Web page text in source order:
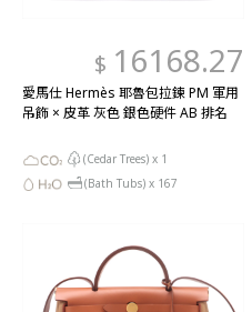
$ 16168.27
愛馬仕 Hermès 耶魯包拉鍊 PM 軍用
吊飾 × 皮革 灰色 銀色硬件 AB 排名
(Cedar Trees) x 1
(Bath Tubs) x 167